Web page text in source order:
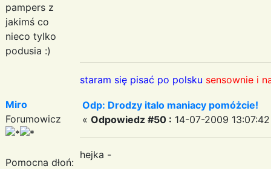
pampers z
jakimś co
nieco tylko
podusia :)
staram się pisać po polsku sensownie i
Miro
Forumowicz
Pomocna dłoń:
Odp: Drodzy italo maniacy pomóżcie!
« Odpowiedz #50 : 14-07-2009
hejka -